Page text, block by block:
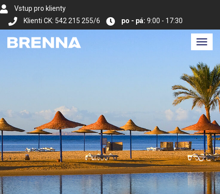
Vstup pro klienty
Klienti CK: 542 215 255/6
po - pá: 9:00 - 17:30